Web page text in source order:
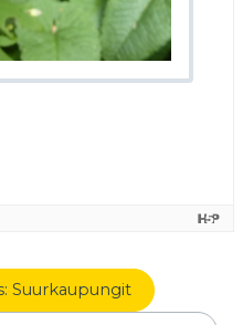
Suurkaupungit